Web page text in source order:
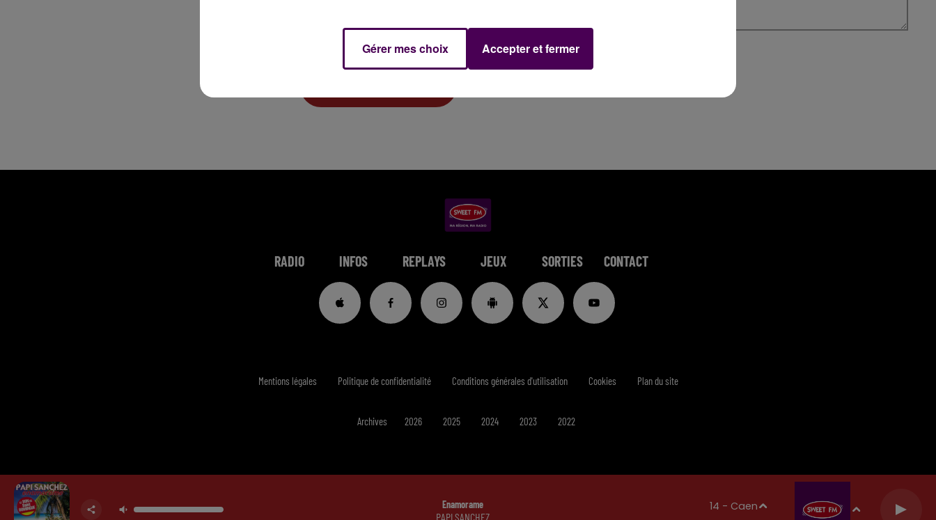
RADIO INFOS REPLAYS JEUX SORTIES CONTACT
Enamorame
PAPI SANCHEZ
14 - Caen
Mentions légales Politique de confidentialité Conditions générales d'utilisation Cookies Plan du site
Archives 2026 2025 2024 2023 2022
Gérer mes choix Accepter et fermer